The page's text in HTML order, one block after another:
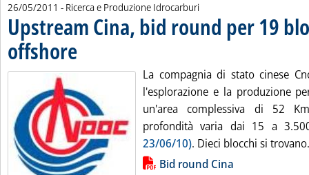
26/05/2011 - Ricerca e Produzione Idrocarburi
Upstream Cina, bid round per 19
offshore . Pubblicata giovedì 26 maggio 2011 alle 12.36.
La compagnia di stato cinese
l'esplorazione e la produzione
un'area complessiva di 52
profondità varia dai 15 a
23/06/10). Dieci blocchi si
Lista allegati PDF alla notiziaBid round Cina